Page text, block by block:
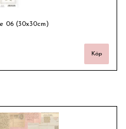
06 (30x30cm)